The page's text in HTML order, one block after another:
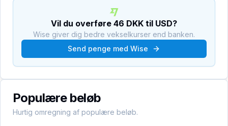
Vil du overføre 46 DKK til USD?
Wise giver dig bedre vekselkurser end banken.
Send penge med Wise
Populære beløb
Hurtig omregning af populære beløb.